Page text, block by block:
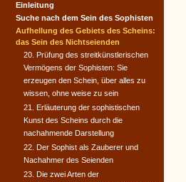
Einleitung
Suche nach dem Sein des Sophisten
Aufhellung des Gebiets des Scheins:
das Sein des Nichtseienden
20. Prüfung des streitkünstlerischen
Vermögens der Sophisten: Sie
erzeugen den Schein, über alles zu
wissen, ohne weise zu sein
21. Erläuterung der sophistischen
Kunst des Scheins durch die
nachahmende Darstellung
22. Der Sophist als Zauberer und
Nachahmer des Seienden
23. Die zwei Arten der